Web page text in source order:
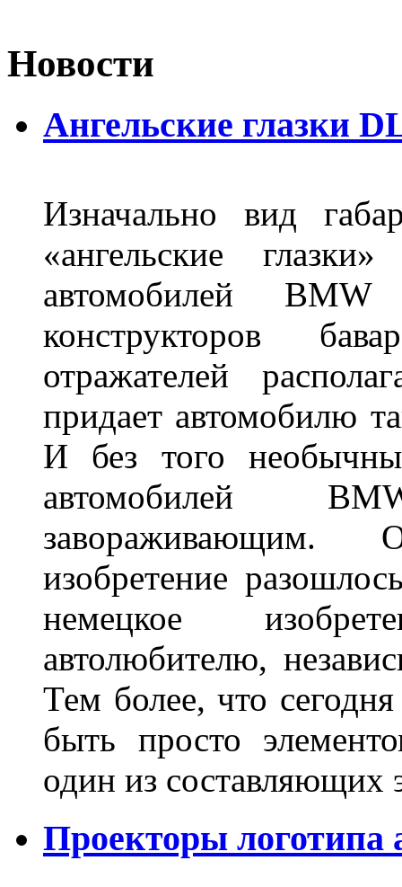
Новости
Ангельские глазки
Изначально вид
«ангельские
автомобилей
конструкторов
отражателей
придает автомобилю
И без того
автомобилей
завораживающим.
изобретение
немецкое
автолюбителю,
Тем более, что сегодня
быть просто
один из
Проекторы логотипа